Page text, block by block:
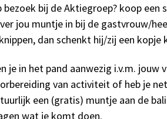
bezoek bij de Aktiegroep? koop
jou muntje in bij de gastvrouw/
dan schenkt hij/zij een kopje
je in het pand aanwezig i.v.m.
van activiteit of heb je
een (gratis) muntje aan de
wat je komt doen.